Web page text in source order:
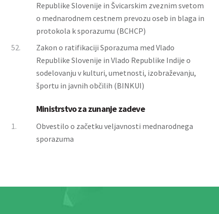
Republike Slovenije in Švicarskim zveznim svetom
o mednarodnem cestnem prevozu oseb in blaga in
protokola k sporazumu (BCHCP)
52.
Zakon o ratifikaciji Sporazuma med Vlado
Republike Slovenije in Vlado Republike Indije o
sodelovanju v kulturi, umetnosti, izobraževanju,
športu in javnih občilih (BINKUI)
Ministrstvo za zunanje zadeve
1.
Obvestilo o začetku veljavnosti mednarodnega
sporazuma